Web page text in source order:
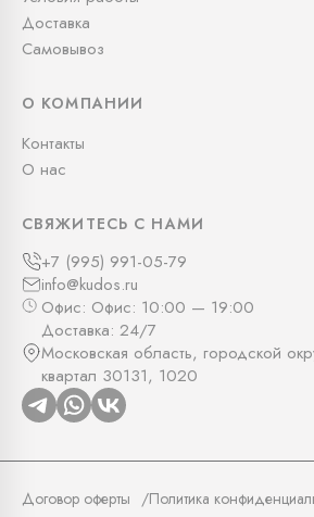
Доставка
Самовывоз
О КОМПАНИИ
Контакты
О нас
СВЯЖИТЕСЬ С НАМИ
+7 (995) 991-05-79
info@kudos.ru
Офис: Офис: 10:00 — 19:00
Доставка: 24/7
Московская область, городской
квартал 30131, 1020
Договор оферты Политика